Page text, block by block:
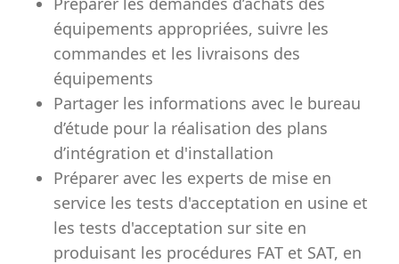
équipements appropriées, suivre les
commandes et les livraisons des
équipements
Partager les informations avec le bureau
d’étude pour la réalisation des plans
d’intégration et d'installation
Préparer avec les experts de mise en
service les tests d'acceptation en usine et
les tests d'acceptation sur site en
produisant les procédures FAT et SAT, en